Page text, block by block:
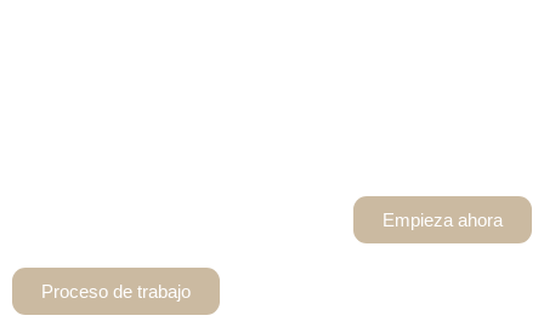
Empieza ahora
Proceso de trabajo